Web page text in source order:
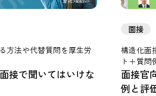
方法や代替質問を厚生労
接で聞いてはいけな
面接
構造化面
ト＋質問
面接官
例と評